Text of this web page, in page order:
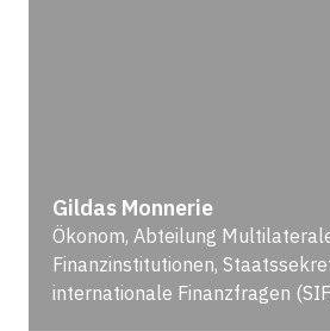
Gildas Monnerie
Ökonom, Abteilung
Finanzinstitutionen,
internationale Finanzfragen